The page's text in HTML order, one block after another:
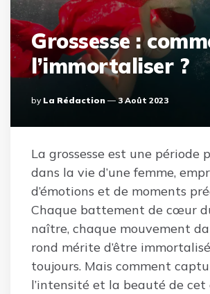
Grossesse :
l’immortaliser ?
Posted
By
By La Rédaction 3 Août 2023
La grossesse est une période
dans la vie d’une femme,
d’émotions et de moments
Chaque battement de cœur
naître, chaque mouvement
rond mérite d’être
toujours. Mais comment
l’intensité et la beauté de